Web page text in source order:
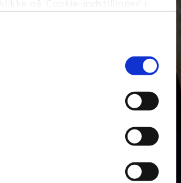
på ’Cookie-indstillinger’ i
Carlsson og Willy Björkman
håndværker Reva Hallbäck rejser